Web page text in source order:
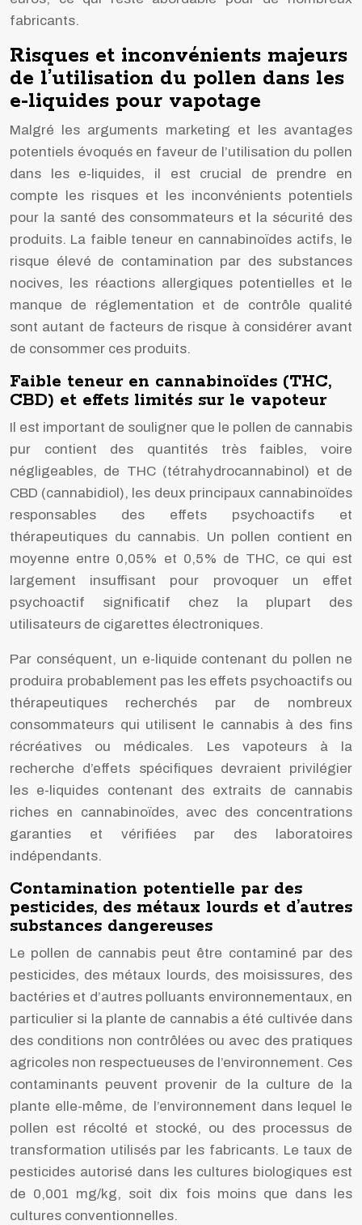
fabricants.
Risques et inconvénients majeurs
de l’utilisation du pollen dans les
e-liquides pour vapotage
Malgré les arguments marketing et les avantages
potentiels évoqués en faveur de l’utilisation du pollen
dans les e-liquides, il est crucial de prendre en
compte les risques et les inconvénients potentiels
pour la santé des consommateurs et la sécurité des
produits. La faible teneur en cannabinoïdes actifs, le
risque élevé de contamination par des substances
nocives, les réactions allergiques potentielles et le
manque de réglementation et de contrôle qualité
sont autant de facteurs de risque à considérer avant
de consommer ces produits.
Faible teneur en cannabinoïdes (THC,
CBD) et effets limités sur le vapoteur
Il est important de souligner que le pollen de cannabis
pur contient des quantités très faibles, voire
négligeables, de THC (tétrahydrocannabinol) et de
CBD (cannabidiol), les deux principaux cannabinoïdes
responsables des effets psychoactifs et
thérapeutiques du cannabis. Un pollen contient en
moyenne entre 0,05% et 0,5% de THC, ce qui est
largement insuffisant pour provoquer un effet
psychoactif significatif chez la plupart des
utilisateurs de cigarettes électroniques.
Par conséquent, un e-liquide contenant du pollen ne
produira probablement pas les effets psychoactifs ou
thérapeutiques recherchés par de nombreux
consommateurs qui utilisent le cannabis à des fins
récréatives ou médicales. Les vapoteurs à la
recherche d’effets spécifiques devraient privilégier
les e-liquides contenant des extraits de cannabis
riches en cannabinoïdes, avec des concentrations
garanties et vérifiées par des laboratoires
indépendants.
Contamination potentielle par des
pesticides, des métaux lourds et d’autres
substances dangereuses
Le pollen de cannabis peut être contaminé par des
pesticides, des métaux lourds, des moisissures, des
bactéries et d’autres polluants environnementaux, en
particulier si la plante de cannabis a été cultivée dans
des conditions non contrôlées ou avec des pratiques
agricoles non respectueuses de l’environnement. Ces
contaminants peuvent provenir de la culture de la
plante elle-même, de l’environnement dans lequel le
pollen est récolté et stocké, ou des processus de
transformation utilisés par les fabricants. Le taux de
pesticides autorisé dans les cultures biologiques est
de 0,001 mg/kg, soit dix fois moins que dans les
cultures conventionnelles.